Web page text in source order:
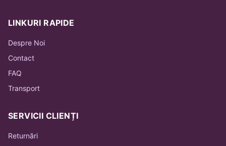
LINKURI RAPIDE
Despre Noi
Contact
FAQ
Transport
SERVICII CLIENȚI
Returnări